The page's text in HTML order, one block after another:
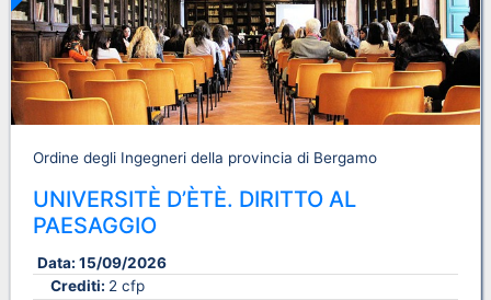
Ordine degli Ingegneri della provincia di Bergamo
UNIVERSITÈ D’ÈTÈ. DIRITTO AL
PAESAGGIO
Data: 15/09/2026
Crediti: 2 cfp